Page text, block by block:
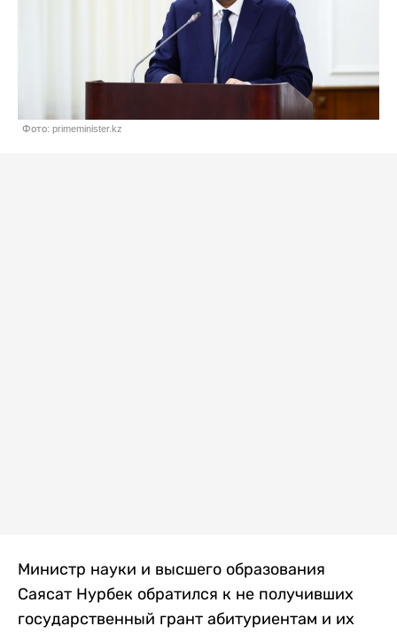
Фото: primeminister.kz
Министр науки и высшего образования
Саясат Нурбек обратился к не получивших
государственный грант абитуриентам и их